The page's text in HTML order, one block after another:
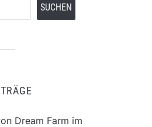
SUCHEN
Dream Farm im